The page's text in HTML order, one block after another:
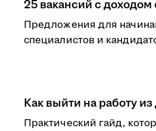
25 вакансий с
Предложения для
специалистов и
Как выйти на работу из
Практический гайд,